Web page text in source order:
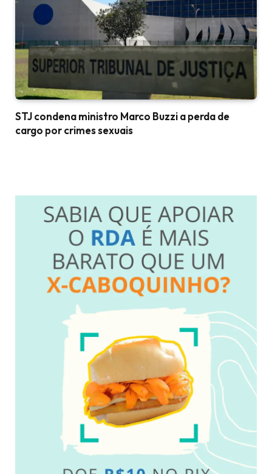
STJ condena ministro Marco Buzzi a perda de
cargo por crimes sexuais